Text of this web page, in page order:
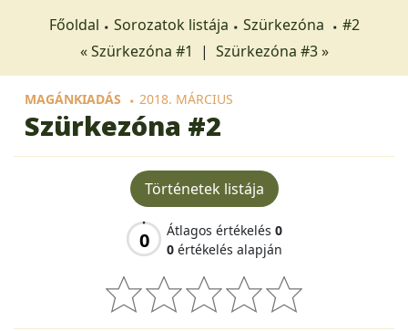
Főoldal Sorozatok listája Szürkezóna
#2
« Szürkezóna #1
| Szürkezóna #3 »
MAGÁNKIADÁS 2018. MÁRCIUS
Szürkezóna #2
Történetek listája
0 Átlagos értékelés 0
0 értékelés alapján